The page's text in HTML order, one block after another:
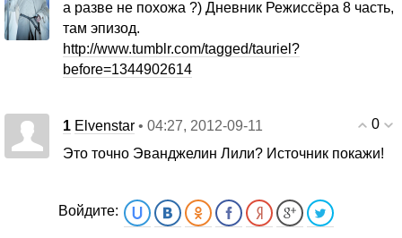
а разве не похожа ?) Дневник Режиссёра 8 часть,
там эпизод.
http://www.tumblr.com/tagged/tauriel?
before=1344902614
0
1 Elvenstar • 04:27, 2012-09-11
Это точно Эванджелин Лили? Источник покажи!
Войдите: